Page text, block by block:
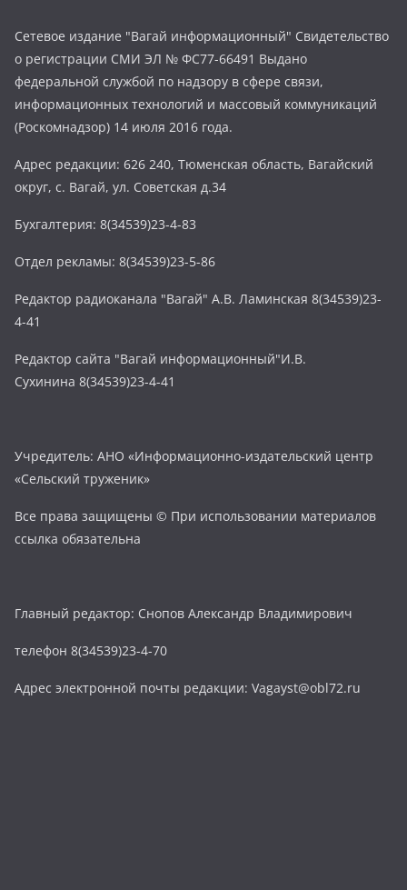
Сетевое издание "Вагай информационный" Свидетельство
о регистрации СМИ ЭЛ № ФС77-66491 Выдано
федеральной службой по надзору в сфере связи,
информационных технологий и массовый коммуникаций
(Роскомнадзор) 14 июля 2016 года.
Адрес редакции: 626 240, Тюменская область, Вагайский
округ, с. Вагай, ул. Советская д.34
Бухгалтерия: 8(34539)23-4-83
Отдел рекламы: 8(34539)23-5-86
Редактор радиоканала "Вагай" А.В. Ламинская 8(34539)23-
4-41
Редактор сайта "Вагай информационный"И.В.
Сухинина 8(34539)23-4-41
Учредитель: АНО «Информационно-издательский центр
«Сельский труженик»
Все права защищены © При использовании материалов
ссылка обязательна
Главный редактор: Снопов Александр Владимирович
телефон 8(34539)23-4-70
Адрес электронной почты редакции: Vagayst@obl72.ru